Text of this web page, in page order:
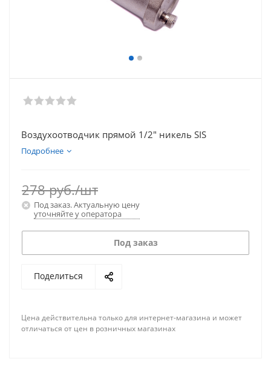
Воздухоотводчик прямой 1/2" никель SIS
Подробнее
278руб./шт
Под заказ. Актуальную цену
уточняйте у оператора
Под заказ
Поделиться
Цена действительна только для интернет-магазина и может
отличаться от цен в розничных магазинах